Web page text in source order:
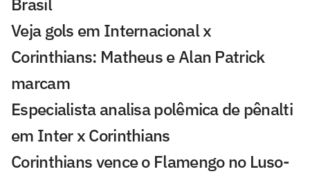
Veja gols em Internacional x
Corinthians: Matheus e Alan Patrick
marcam
Especialista analisa polêmica de pênalti
em Inter x Corinthians
Corinthians vence o Flamengo no Luso-